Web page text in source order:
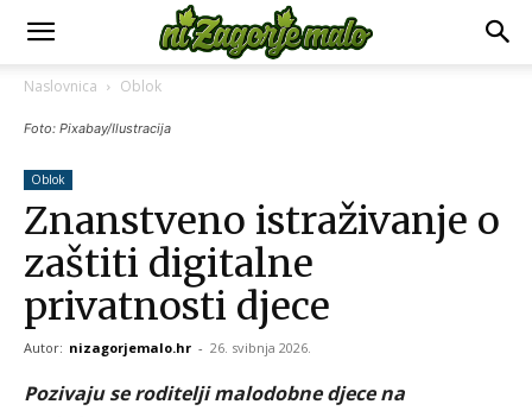
Naslovnica Oblok
Foto: Pixabay/Ilustracija
Oblok
Znanstveno istraživanje o
zaštiti digitalne
privatnosti djece
Autor: nizagorjemalo.hr - 26. svibnja 2026.
Pozivaju se roditelji malodobne djece na